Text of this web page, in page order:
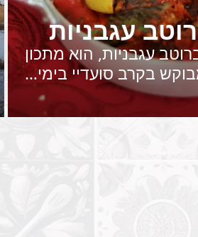
עגבניות
עגבניות, הוא מתכון
בקרב סועדיי בימי…